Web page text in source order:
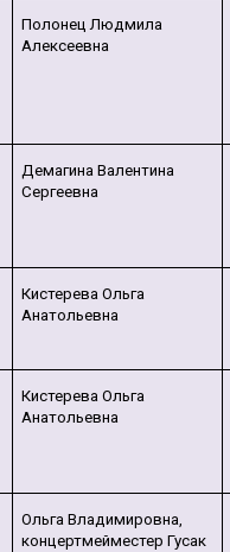
Полонец Людмила
Алексеевна
Демагина Валентина
Сергеевна
Кистерева Ольга
Анатольевна
Кистерева Ольга
Анатольевна
Ольга Владимировна,
концертмейместер Гусак